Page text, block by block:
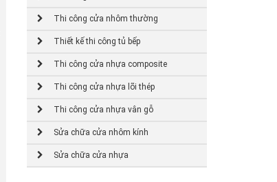
Thi công cửa nhôm thường
Thiết kế thi công tủ bếp
Thi công cửa nhựa composite
Thi công cửa nhựa lõi thép
Thi công cửa nhựa vân gỗ
Sửa chữa cửa nhôm kính
Sửa chữa cửa nhựa